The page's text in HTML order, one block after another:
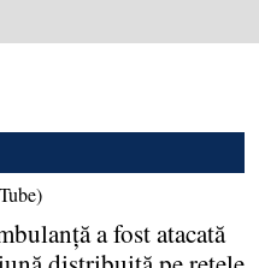
a fost atacată